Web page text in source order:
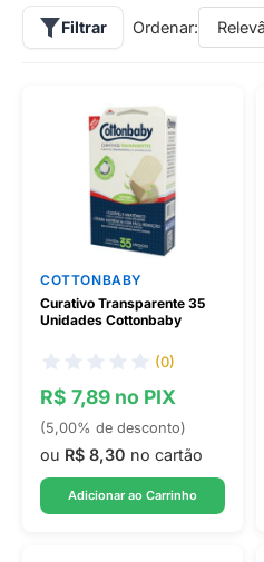
Filtrar Ordenar:
COTTONBABY
Curativo Transparente 35
Unidades Cottonbaby
(0)
R$ 7,89 no PIX
(5,00% de desconto)
ou R$ 8,30 no cartão
Adicionar ao Carrinho